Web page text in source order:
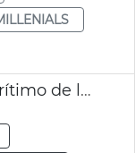
District Design - Distrito Marítimo de la Innovación y la Creatividad